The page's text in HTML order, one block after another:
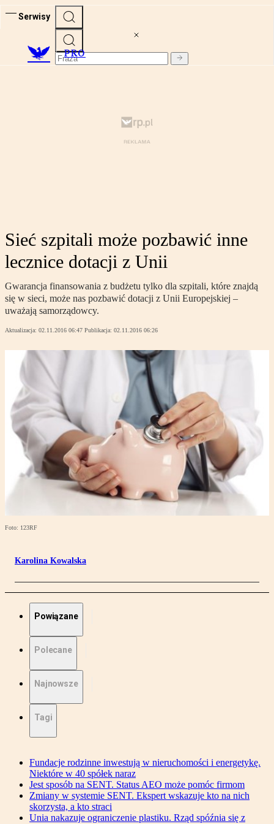
Serwisy
PRO
Sieć szpitali może pozbawić inne
lecznice dotacji z Unii
Gwarancja finansowania z budżetu tylko dla szpitali, które znajdą
się w sieci, może nas pozbawić dotacji z Unii Europejskiej –
uważają samorządowcy.
Aktualizacja: 02.11.2016 06:47 Publikacja: 02.11.2016 06:26
Foto: 123RF
Karolina Kowalska
Powiązane
Polecane
Najnowsze
Tagi
Fundacje rodzinne inwestują w nieruchomości i energetykę.
Niektóre w 40 spółek naraz
Jest sposób na SENT. Status AEO może pomóc firmom
Zmiany w systemie SENT. Ekspert wskazuje kto na nich
skorzysta, a kto straci
Unia nakazuje ograniczenie plastiku. Rząd spóźnia się z